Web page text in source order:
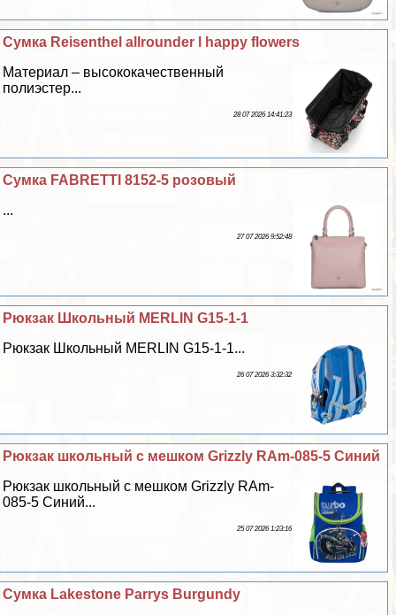
Сумка Reisenthel allrounder l happy flowers
Материал – высококачественный
полиэстер...
28 07 2026 14:41:23
Сумка FABRETTI 8152-5 розовый
...
27 07 2026 9:52:48
Рюкзак Школьный MERLIN G15-1-1
Рюкзак Школьный MERLIN G15-1-1...
26 07 2026 3:32:32
Рюкзак школьный с мешком Grizzly RAm-085-5 Синий
Рюкзак школьный с мешком Grizzly RAm-
085-5 Синий...
25 07 2026 1:23:16
Сумка Lakestone Parrys Burgundy